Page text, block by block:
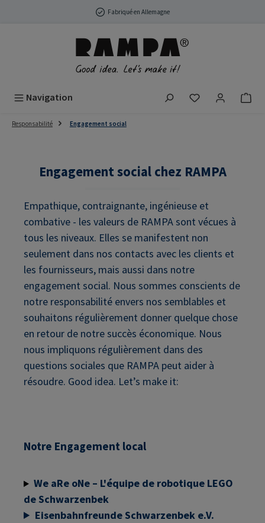
Passer au contenu principalFabriqué en Allemagne
Navigation Vous avez 0
Responsabilité Engagement social
Engagement social chez RAMPA
Empathique, contraignante, ingénieuse et
combative - les valeurs de RAMPA sont vécues à
tous les niveaux. Elles se manifestent non
seulement dans nos contacts avec les clients et
les fournisseurs, mais aussi dans notre
engagement social. Nous sommes conscients de
notre responsabilité envers nos semblables et
souhaitons régulièrement donner quelque chose
en retour de notre succès économique. Nous
nous impliquons régulièrement dans des
questions sociales que RAMPA peut aider à
résoudre. Good idea. Let’s make it:
Notre Engagement local
We aRe oNe – L'équipe de robotique LEGO
de Schwarzenbek
Eisenbahnfreunde Schwarzenbek e.V.